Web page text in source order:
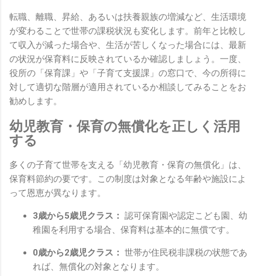
転職、離職、昇給、あるいは扶養親族の増減など、生活環境
が変わることで世帯の課税状況も変化します。前年と比較し
て収入が減った場合や、生活が苦しくなった場合には、最新
の状況が保育料に反映されているか確認しましょう。一度、
役所の「保育課」や「子育て支援課」の窓口で、今の所得に
対して適切な階層が適用されているか相談してみることをお
勧めします。
幼児教育・保育の無償化を正しく活用
する
多くの子育て世帯を支える「幼児教育・保育の無償化」は、
保育料節約の要です。この制度は対象となる年齢や施設によ
って恩恵が異なります。
3歳から5歳児クラス： 認可保育園や認定こども園、幼
稚園を利用する場合、保育料は基本的に無償です。
0歳から2歳児クラス： 世帯が住民税非課税の状態であ
れば、無償化の対象となります。